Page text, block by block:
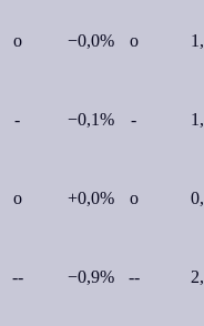
o −0,0% o
- −0,1% -
o +0,0% o
-- −0,9% --